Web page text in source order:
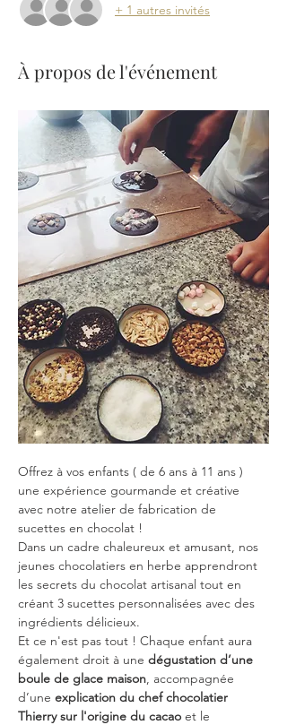
+ 1 autres invités
À propos de l'événement
Offrez à vos enfants ( de 6 ans à 11 ans )
une expérience gourmande et créative
avec notre atelier de fabrication de
sucettes en chocolat !
Dans un cadre chaleureux et amusant, nos
jeunes chocolatiers en herbe apprendront
les secrets du chocolat artisanal tout en
créant 3 sucettes personnalisées avec des
ingrédients délicieux.
Et ce n'est pas tout ! Chaque enfant aura
également droit à une dégustation d’une
boule de glace maison, accompagnée
d’une explication du chef chocolatier
Thierry sur l'origine du cacao et le